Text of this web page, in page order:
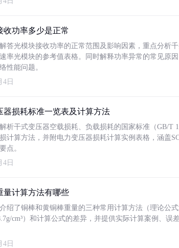
收功率多少是正常
答光模块接收功率的正常范围及影响因素，重点分析
率光模块的参考值表格。同时解释功率异常的常见原
性能问题。
4日
器损耗标准一览表及计算方法
析干式变压器空载损耗、负载损耗的国家标准（GB/T
计算方法，并附电力变压器损耗计算实例表格，涵盖
点。
4日
量计算方法有哪些
绍了铜棒和黄铜棒重量的三种常用计算方法（理论公
cm³）和计算公式的差异，并提供实际计算案例、误
4日